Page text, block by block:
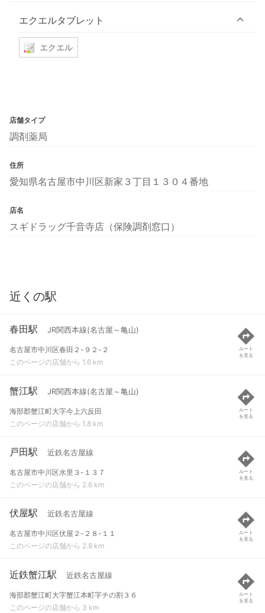
エクエルタブレット
エクエル
店舗タイプ
調剤薬局
住所
愛知県名古屋市中川区新家３丁目１３０４番地
店名
スギドラッグ千音寺店（保険調剤窓口）
近くの駅
春田駅 JR関西本線(名古屋～亀山)
名古屋市中川区春田２-９２-２
このページの店舗から 1.6 km
ルート
を見る
蟹江駅 JR関西本線(名古屋～亀山)
海部郡蟹江町大字今上六反田
このページの店舗から 1.8 km
ルート
を見る
戸田駅 近鉄名古屋線
名古屋市中川区水里３-１３７
このページの店舗から 2.6 km
ルート
を見る
伏屋駅 近鉄名古屋線
名古屋市中川区伏屋２-２８-１１
このページの店舗から 2.8 km
ルート
を見る
近鉄蟹江駅 近鉄名古屋線
海部郡蟹江町大字蟹江本町字チの割３６
このページの店舗から 3 km
ルート
を見る